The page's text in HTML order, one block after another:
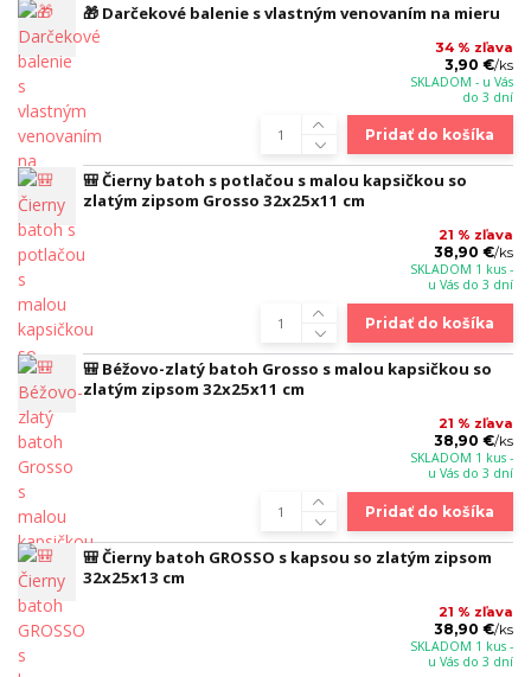
🎁 Darčekové balenie s vlastným venovaním na mieru
34 % zľava
3,90 €/ks
SKLADOM - u Vás
do 3 dní
Pridať do košíka
🎒 Čierny batoh s potlačou s malou kapsičkou so
zlatým zipsom Grosso 32x25x11 cm
21 % zľava
38,90 €/ks
SKLADOM 1 kus -
u Vás do 3 dní
Pridať do košíka
🎒 Béžovo-zlatý batoh Grosso s malou kapsičkou so
zlatým zipsom 32x25x11 cm
21 % zľava
38,90 €/ks
SKLADOM 1 kus -
u Vás do 3 dní
Pridať do košíka
🎒 Čierny batoh GROSSO s kapsou so zlatým zipsom
32x25x13 cm
21 % zľava
38,90 €/ks
SKLADOM 1 kus -
u Vás do 3 dní